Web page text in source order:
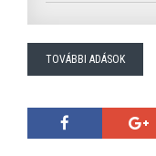
TOVÁBBI ADÁSOK